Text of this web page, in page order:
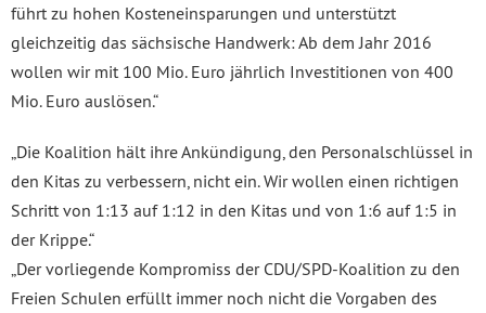
führt zu hohen Kosteneinsparungen und unterstützt
gleichzeitig das sächsische Handwerk: Ab dem Jahr 2016
wollen wir mit 100 Mio. Euro jährlich Investitionen von 400
Mio. Euro auslösen.“
„Die Koalition hält ihre Ankündigung, den Personalschlüssel in
den Kitas zu verbessern, nicht ein. Wir wollen einen richtigen
Schritt von 1:13 auf 1:12 in den Kitas und von 1:6 auf 1:5 in
der Krippe.“
„Der vorliegende Kompromiss der CDU/SPD-Koalition zu den
Freien Schulen erfüllt immer noch nicht die Vorgaben des